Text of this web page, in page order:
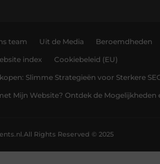
team Uit de Media Beroemdheden
index Cookiebeleid (EU)
Slimme Strategieën voor Sterkere
Mijn Website? Ontdek de Mogelijkheden
All Rights Reserved © 2025